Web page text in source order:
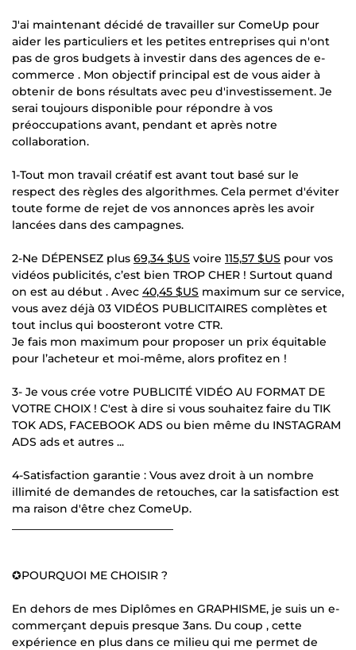
J'ai maintenant décidé de travailler sur ComeUp pour
aider les particuliers et les petites entreprises qui n'ont
pas de gros budgets à investir dans des agences de e-
commerce . Mon objectif principal est de vous aider à
obtenir de bons résultats avec peu d'investissement. Je
serai toujours disponible pour répondre à vos
préoccupations avant, pendant et après notre
collaboration.
1-Tout mon travail créatif est avant tout basé sur le
respect des règles des algorithmes. Cela permet d'éviter
toute forme de rejet de vos annonces après les avoir
lancées dans des campagnes.
2-Ne DÉPENSEZ plus 69,34 $US voire 115,57 $US pour vos
vidéos publicités, c’est bien TROP CHER ! Surtout quand
on est au début . Avec 40,45 $US maximum sur ce service,
vous avez déjà 03 VIDÉOS PUBLICITAIRES complètes et
tout inclus qui boosteront votre CTR.
Je fais mon maximum pour proposer un prix équitable
pour l’acheteur et moi-même, alors profitez en !
3- Je vous crée votre PUBLICITÉ VIDÉO AU FORMAT DE
VOTRE CHOIX ! C'est à dire si vous souhaitez faire du TIK
TOK ADS, FACEBOOK ADS ou bien même du INSTAGRAM
ADS ads et autres ...
4-Satisfaction garantie : Vous avez droit à un nombre
illimité de demandes de retouches, car la satisfaction est
ma raison d'être chez ComeUp.
✪POURQUOI ME CHOISIR ?
En dehors de mes Diplômes en GRAPHISME, je suis un e-
commerçant depuis presque 3ans. Du coup , cette
expérience en plus dans ce milieu qui me permet de